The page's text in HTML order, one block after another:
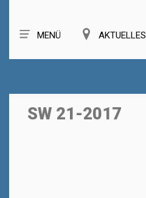
MENÜ AKTUELLES
SW 21-2017